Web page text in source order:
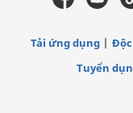
Tải ứng dụng
Tuyển